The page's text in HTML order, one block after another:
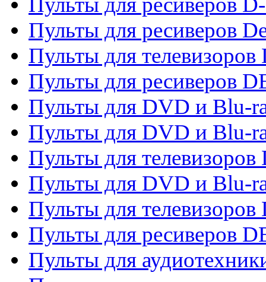
Пульты для ресиверов
Пульты для телевизоров
Пульты для ресиверов
Пульты для DVD и Blu-
Пульты для DVD и Blu-
Пульты для
Пульты для DVD и Blu-
Пульты для телевизоров
Пульты для ресиверов
Пульты для